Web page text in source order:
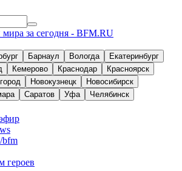
Барнаул Вологда
Екатеринбург
Кемерово Краснодар
Красноярск
Новокузнецк
Новосибирск
Саратов Уфа
Челябинск
bfm
героев